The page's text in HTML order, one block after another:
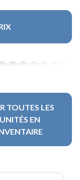
TOUTES LES
UNITÉS EN